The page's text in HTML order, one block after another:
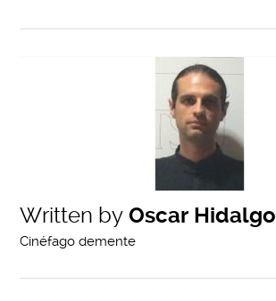
Written by Oscar Hidalgo
Cinéfago demente